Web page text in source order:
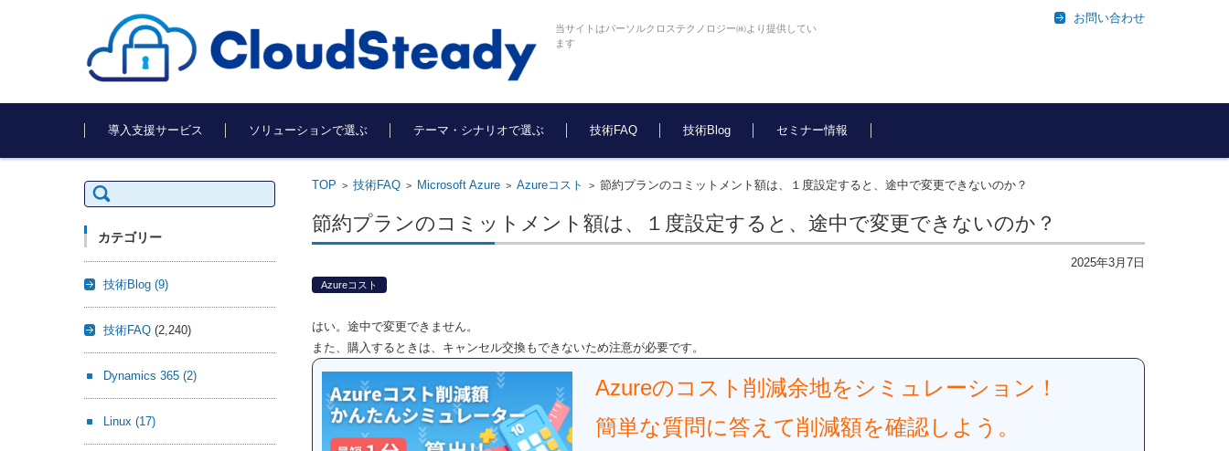
当サイトはパーソルクロステクノロジー㈱より提供してい
ます
お問い合わせ
コンテンツに移動
導入支援サービス
ソリューションで選ぶ テーマ・シナリオで選ぶ 技術FAQ 技術Blog セミナー情報
TOP > 技術FAQ> Microsoft Azure> Azureコスト > 節約プランのコミットメント額は、１度設定すると、途中で変更できないのか？
節約プランのコミットメント額は、１度設定すると、途中で変更できないのか？
2025年3月7日
Azureコスト
はい。途中で変更できません。
また、購入するときは、キャンセル交換もできないため注意が必要です。
Azureのコスト削減余地をシミュレーション！
簡単な質問に答えて削減額を確認しよう。
検
索:
カテゴリー
技術Blog (9)
技術FAQ (2,240)
Dynamics 365 (2)
Linux (17)